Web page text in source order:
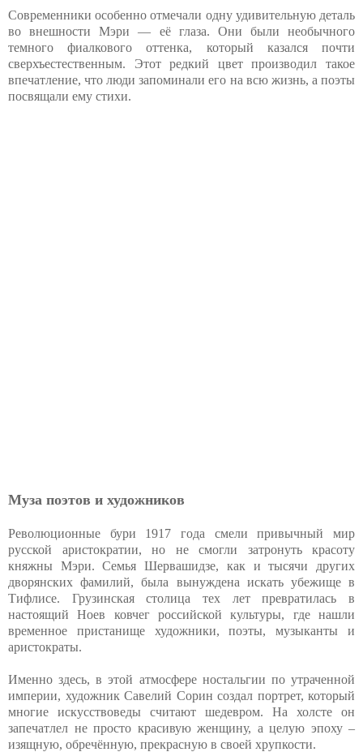
Современники особенно отмечали одну удивительную деталь
во внешности Мэри — её глаза. Они были необычного
темного фиалкового оттенка, который казался почти
сверхъестественным. Этот редкий цвет производил такое
впечатление, что люди запоминали его на всю жизнь, а поэты
посвящали ему стихи.
Муза поэтов и художников
Революционные бури 1917 года смели привычный мир
русской аристократии, но не смогли затронуть красоту
княжны Мэри. Семья Шервашидзе, как и тысячи других
дворянских фамилий, была вынуждена искать убежище в
Тифлисе. Грузинская столица тех лет превратилась в
настоящий Ноев ковчег российской культуры, где нашли
временное пристанище художники, поэты, музыканты и
аристократы.
Именно здесь, в этой атмосфере ностальгии по утраченной
империи, художник Савелий Сорин создал портрет, который
многие искусствоведы считают шедевром. На холсте он
запечатлел не просто красивую женщину, а целую эпоху –
изящную, обречённую, прекрасную в своей хрупкости.